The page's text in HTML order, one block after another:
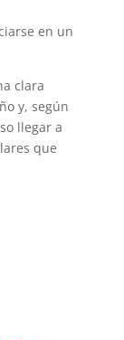
en un
clara
y, según
llegar a
que